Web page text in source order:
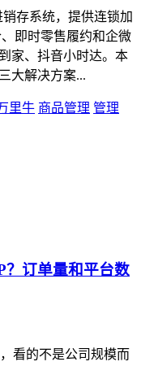
存系统，提供连锁加
即时零售履约和企微
家、抖音小时达。本
大解决方案...
里牛 商品管理 管理
？订单量和平台数
看的不是公司规模而